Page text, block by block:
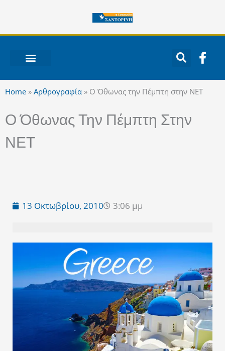
περιεχόμενο
F
a
e
Home » Αρθρογραφία » Ο Όθωνας την Πέμπτη στην ΝΕΤ
Ο Όθωνας Την Πέμπτη Στην
ΝΕΤ
13 Οκτωβρίου, 2010 3:06 μμ